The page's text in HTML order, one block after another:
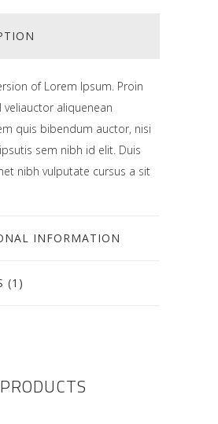
of Lorem Ipsum. Proin
veliauctor aliquenean
quis bibendum auctor, nisi
sem nibh id elit. Duis
nibh vulputate cursus a sit
INFORMATION
(1)